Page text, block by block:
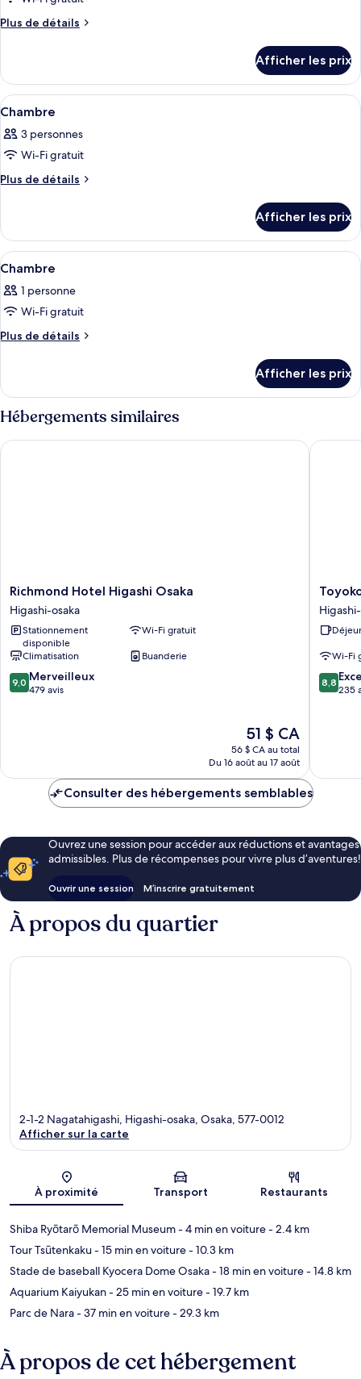
Bed×1)
pour
de
chambre :
Chambre
Plus de détails
Plus
Chambre
Afficher les prix
Afficher
toutes
les
photos
pour
de
chambre :
Chambre
Couette en duvet, bureau, rideaux
5
Chambre
3 personnes
Wi-Fi gratuit
Plus de détails
Plus
Chambre
Afficher les prix
Afficher
toutes
les
photos
pour
de
chambre :
Chambre
Une chambre d’hôtel avec un lit, un
5
Chambre
1 personne
Wi-Fi gratuit
Plus de détails
Plus
Chambre
Afficher les prix
Hébergements similaires
Richmond
Hotel
Higashi
Osaka
Higashi-
osaka
Richmond Hotel Higashi Osaka
Higashi-osaka
Stationnement
disponible
Wi-Fi gratuit
Climatisation
Buanderie
9.0
sur
9,0 Merveilleux
479 avis
Le
prix
est
51 $ CA
51 $ CA
56 $ CA au total
Du 16 août au 17 août
Richmond Hotel Higashi Osaka
Toyoko
Inn
Higashi-
osaka
osaka
Wi-Fi
8.8
sur
8,8
235
Toyoko
Consulter des hébergements semblables
Ouvrez une session pour accéder aux réductions et avantages
admissibles. Plus de récompenses pour vivre plus d’aventures!
Ouvrir une session M’inscrire gratuitement
À propos du quartier
Carte
2-1-2 Nagatahigashi, Higashi-osaka, Osaka, 577-0012
Afficher sur la carte
À proximité Transport Restaurants
Shiba Ryōtarō Memorial Museum- 4 min en voiture- 2.4 km
Tour Tsūtenkaku- 15 min en voiture- 10.3 km
Stade de baseball Kyocera Dome Osaka- 18 min en voiture- 14.8 km
Aquarium Kaiyukan- 25 min en voiture- 19.7 km
Parc de Nara- 37 min en voiture- 29.3 km
À propos de cet hébergement